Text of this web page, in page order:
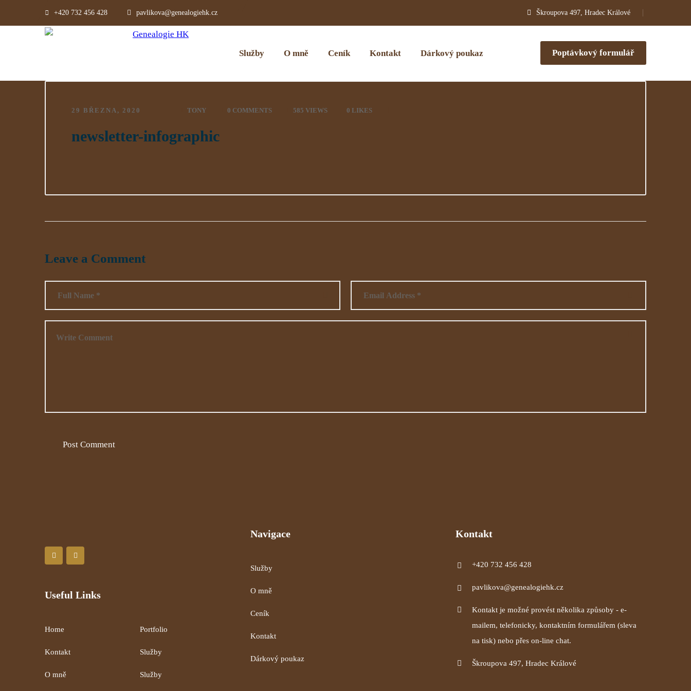
+420 732 456 428 pavlikova@genealogiehk.cz Škroupova 497, Hradec Králové
Poptávkový formulář
Služby O mně Ceník Kontakt Dárkový poukaz
29 BŘEZNA, 2020 TONY 0 COMMENTS 585 VIEWS 0 LIKES
newsletter-infographic
Leave a Comment
Useful Links
Home Portfolio
Kontakt Služby
O mně Služby
Navigace
Služby
O mně
Ceník
Kontakt
Dárkový poukaz
Kontakt
+420 732 456 428
pavlikova@genealogiehk.cz
Kontakt je možné provést několika způsoby - e-
mailem, telefonicky, kontaktním formulářem (sleva
na tisk) nebo přes on-line chat.
Škroupova 497, Hradec Králové